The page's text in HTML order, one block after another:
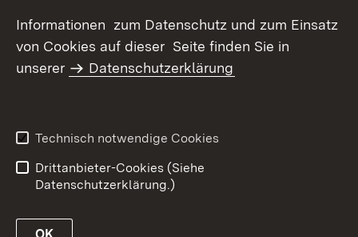
Barrierefreiheit
Benutzungshinweise
Impressum
Informationen zum Datenschutz und zum Einsatz
von Cookies auf dieser Seite finden Sie in
unserer
Datenschutzerklärung
Technisch notwendige Cookies
Drittanbieter-Cookies (Siehe
Datenschutzerklärung.)